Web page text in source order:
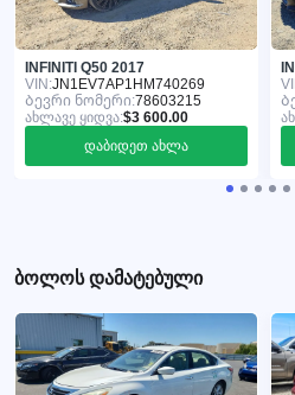
INFINITI Q50 2017
VIN:JN1EV7AP1HM740269
Ბევრი ნომერი:78603215
ახლავე ყიდვა:$3 600.00
დაბიდეთ ახლა
ბოლოს დამატებული